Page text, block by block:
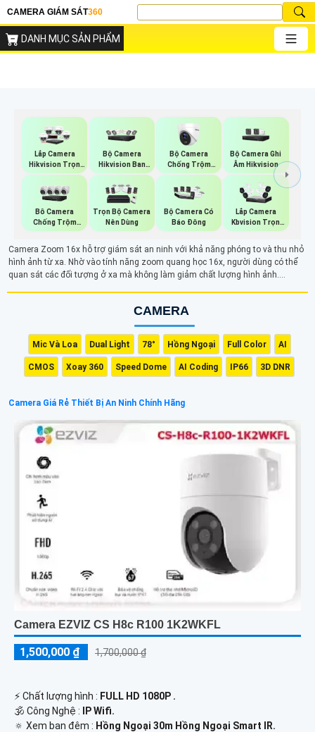
CAMERA GIÁM SÁT360
DANH MỤC SẢN PHẨM
Lắp Camera
Hikvision Trọn
Bộ
Bộ Camera
Hikvision Ban
Đêm Có Màu
Bộ Camera
Chống Trộm
Hikvision
Bộ Camera Ghi
Âm Hikvision
Bô Camera
Chống Trộm
Hikvision
Trọn Bộ Camera
Nên Dùng
Bộ Camera Có
Báo Đông
Lắp Camera
Kbvision Trọn
Gói
Camera Zoom 16x hỗ trợ giám sát an ninh với khả năng phóng to và thu nhỏ
hình ảnh từ xa. Nhờ vào tính năng zoom quang học 16x, người dùng có thể
quan sát các đối tượng ở xa mà không làm giảm chất lượng hình ảnh.
CAMERA
Mic Và Loa Dual Light 78° Hồng Ngoại Full Color AI
CMOS Xoay 360 Speed Dome AI Coding IP66 3D DNR
Camera Giá Rẻ Thiết Bị An Ninh Chính Hãng
Camera EZVIZ CS H8c R100 1K2WKFL
1,500,000 ₫ 1,700,000 ₫
️⚡ Chất lượng hình : FULL HD 1080P .
🕉️ Công Nghệ :
IP Wifi.
🔅 Xem ban đêm : Hồng Ngoại 30m Hồng Ngoại Smart IR.